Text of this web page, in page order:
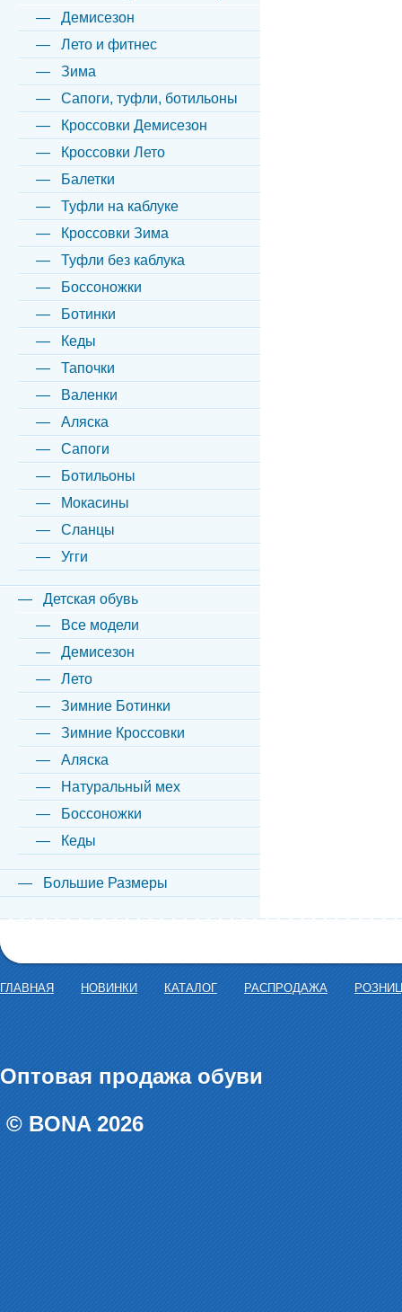
Демисезон
Лето и фитнес
Зима
Сапоги, туфли, ботильоны
Кроссовки Демисезон
Кроссовки Лето
Балетки
Туфли на каблуке
Кроссовки Зима
Туфли без каблука
Боссоножки
Ботинки
Кеды
Тапочки
Валенки
Аляска
Сапоги
Ботильоны
Мокасины
Сланцы
Угги
Детская обувь
Все модели
Демисезон
Лето
Зимние Ботинки
Зимние Кроссовки
Аляска
Натуральный мех
Боссоножки
Кеды
Большие Размеры
ГЛАВНАЯ НОВИНКИ КАТАЛОГ РАСПРОДАЖА
Оптовая продажа обуви
© BONA 2026